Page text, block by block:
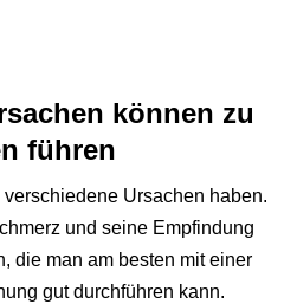
können zu
führen
Ursachen haben.
und seine Empfindung
die man am besten mit einer
gut durchführen kann.